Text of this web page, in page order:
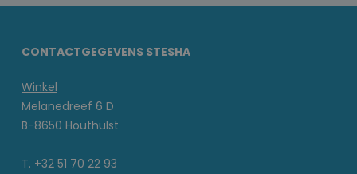
CONTACTGEGEVENS STESHA
Winkel
Melanedreef 6 D
B-8650 Houthulst
T. +32 51 70 22 93